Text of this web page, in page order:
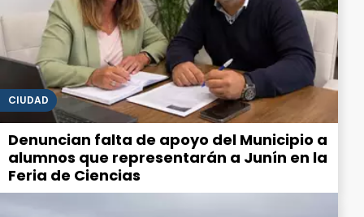
CIUDAD
Denuncian falta de apoyo del Municipio a
alumnos que representarán a Junín en la
Feria de Ciencias